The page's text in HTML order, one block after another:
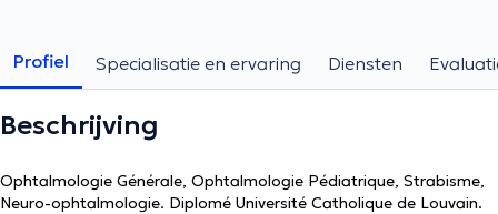
Profiel Specialisatie en ervaring Diensten
Beschrijving
Ophtalmologie Générale, Ophtalmologie Pédiatrique, Strabisme,
Neuro-ophtalmologie. Diplomé Université Catholique de Louvain.